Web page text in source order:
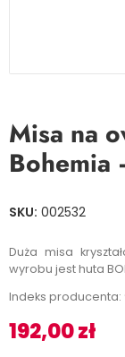
Misa na
Bohemia
SKU: 002532
Duża misa
wyrobu jest huta
Indeks producenta:
192,00zł